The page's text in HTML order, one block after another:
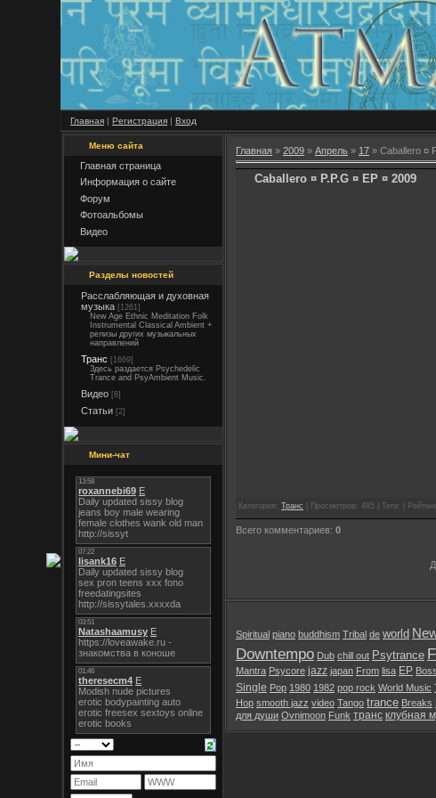
Главная | Регистрация | Вход
Меню сайта
Главная страница
Информация о сайте
Форум
Фотоальбомы
Видео
Разделы новостей
Расслабляющая и духовная
музыка [1261]
New Age Ethnic Meditation Folk
Instrumental Classical Ambient +
релизы других музыкальных
направлений
Транс [1669]
Здесь раздается Psychedelic
Trance and PsyAmbient Music.
Видео [8]
Статьи [2]
Мини-чат
Главная » 2009 » Апрель » 17 » Caballero ¤
Caballero ¤ P.P.G ¤ EP ¤ 2009
Категория: Транс | Просмотров: 485 | Теги: |
Всего комментариев: 0
Spiritual piano buddhism Tribal de world
Downtempo Dub chill out Psytrance
Mantra Psycore jazz japan From lisa EP
Single Pop 1980 1982 pop rock World Music
Hop smooth jazz video Tango trance Breaks
для души Ovnimoon Funk транс клубная